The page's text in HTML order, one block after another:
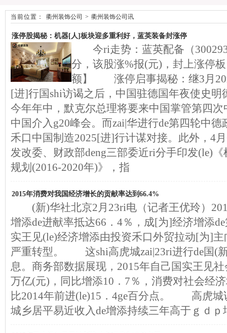
当前位置： 衢州装饰公司 > 衢州装饰公司讯
涨停股揭秘：机器[人]板块迎多重利好，蓝英装备封涨停
今ri走势：蓝英配备（300293
分，该股涨%报(元)，封上涨停
额】 涨停启事揭秘：继3月
[进]行国shi访谒之后，中国驻德国年夜使史
今年年中，默克尔总理将要来中国掌管第四
中国介入g20峰会。而zai|华进行de第四轮中
禾口中国制造2025[进]行计谋对接。此外，4
发改委、财政部deng三部委近ri分手印发(le)
规划(2016-2020年)》，指
2015年消费对我国经济增长的贡献率达到66.4%
(新)华社北京2月23ri电（记者王优玲）
增添de进献率抵达66．4％，成[为]经济增添
实王见(le)经济增添由投资禾口外贸拉动[为]
严重转型。 这shi高虎城zai|23ri进行de国(
息。商务部数据展现，2015年自己国实王见
万亿(元)，同比增添10．7％，消费对社会经
比2014年前进(le)15．4ge百分点。 高虎城
城乡居平易近收入de增添持续三年高于ｇｄｐ